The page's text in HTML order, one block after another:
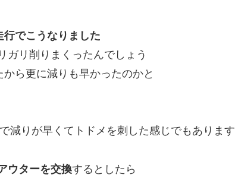
行でこうなりました
ガリ削りまくったんでしょう
ら更に減りも早かったのかと
減りが早くてトドメを刺した感じでもあります
ウターを交換するとしたら